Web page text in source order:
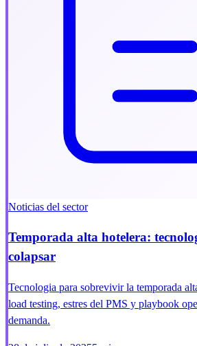
Noticias del sector
Temporada alta hotelera:
colapsar
Tecnologia para sobrevivir la temporada
load testing, estres del PMS y playbook
demanda.